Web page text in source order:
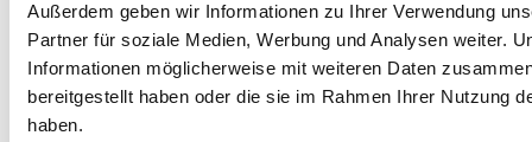
Außerdem geben wir Informationen zu Ihrer Verwendung
Partner für soziale Medien, Werbung und Analysen weiter.
Informationen möglicherweise mit weiteren Daten
bereitgestellt haben oder die sie im Rahmen Ihrer Nutzung
haben.
M.2
MSI Z890
Mainboard
CoreLiquid A13
Wasserkühlung